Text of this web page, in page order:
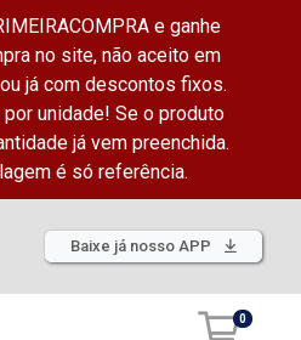
e ganhe
no site, não aceito em
já com descontos fixos.
unidade! Se o produto
já vem preenchida.
é só referência.
Baixe já nosso APP
0